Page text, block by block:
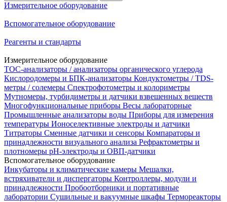
Измерительное оборудование
Вспомогательное оборудование
Реагенты и стандарты
Измерительное оборудование
TOC-анализаторы / анализаторы органического углерода
Кислородомеры и БПК-анализаторы Кондуктометры / TDS-
метры / солемеры Спектрофотометры и колориметры
Мутномеры, турбидиметры и датчики взвешенных веществ
Многофункциональные приборы Весы лабораторные
Промышленные анализаторы воды Приборы для измерения
температуры Ионоселективные электроды и датчики
Титраторы Сменные датчики и сенсоры Компараторы и
принадлежности визуального анализа Рефрактометры и
плотномеры pH-электроды и ОВП-датчики
Вспомогательное оборудование
Инкубаторы и климатические камеры Мешалки,
встряхиватели и диспергаторы Контроллеры, модули и
принадлежности Пробоотборники и портативные
лаборатории Сушильные и вакуумные шкафы Термореакторы